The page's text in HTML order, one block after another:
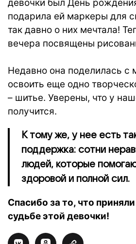
девочки был День
подарила ей маркеры для
так давно о них мечтала!
вечера посвящены
Недавно она поделилась с
освоить еще одно
– шитье. Уверены, что у
получится.
К тому же, у нее есть
поддержка: сотни
людей, которые
здоровой и полной сил.
Спасибо за то, что
судьбе этой девочки!